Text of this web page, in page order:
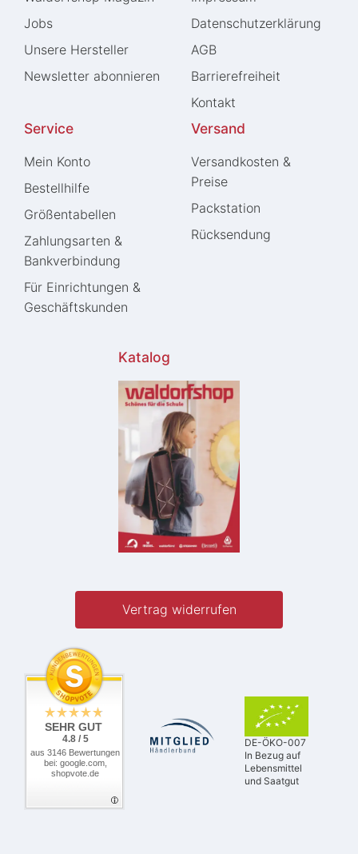
Jobs
Unsere Hersteller
Newsletter abonnieren
Daten­schutz­erklärung
AGB
Barrierefreiheit
Kontakt
Service
Mein Konto
Bestellhilfe
Größentabellen
Zahlungsarten &
Bankverbindung
Für Einrichtungen &
Geschäftskunden
Versand
Versandkosten &
Preise
Packstation
Rücksendung
Katalog
Vertrag widerrufen
SEHR GUT
4.8 / 5
aus 3146 Bewertungen
bei: google.com,
shopvote.de
DE-ÖKO-007
In Bezug auf
Lebensmittel
und Saatgut